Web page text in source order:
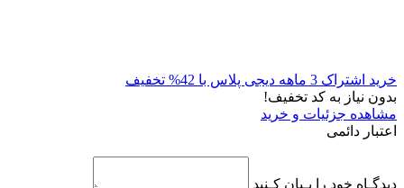
خرید اشتراک 3 ماهه دیجی پلاس با 42% تخفیف
بدون نیاز به کد تخفیف!
مشاهده جزئیات و خرید
اعتبار دائمی
دیدگـاه خود را بـیان کـنید